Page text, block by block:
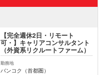
【完全週休2日・リモート
可・】キャリアコンサルタント
（外資系リクルートファーム）
勤務地
バンコク（首都圏）